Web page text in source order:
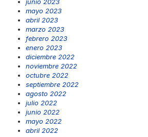
mayo 2023
abril 2023
marzo 2023
febrero 2023
enero 2023
diciembre 2022
noviembre 2022
octubre 2022
septiembre 2022
agosto 2022
julio 2022
junio 2022
mayo 2022
abril 2022